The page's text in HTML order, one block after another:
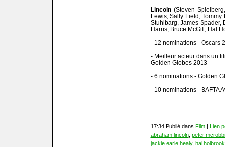
Lincoln(Steven
Lewis, Sally Field,
Stuhlbarg, James Spader,
Harris, Bruce McGill, Hal
- 12 nominations - Oscars
- Meilleur acteur dans un
Golden Globes 2013
- 6 nominations - Golden
- 10 nominations - BAFTA
17:34 Publié dans Film| Lien
abraham lincoln, peter
jackie earle healy, hal holbrook